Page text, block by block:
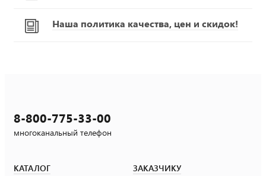
Наша политика качества, цен и скидок!
8-800-775-33-00
многоканальный телефон
КАТАЛОГ ЗАКАЗЧИКУ